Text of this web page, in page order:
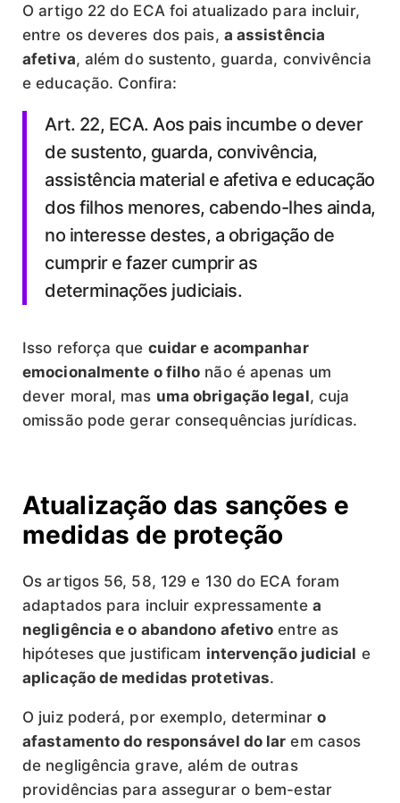
O artigo 22 do ECA foi atualizado para incluir,
entre os deveres dos pais, a assistência
afetiva, além do sustento, guarda, convivência
e educação. Confira:
Art. 22, ECA. Aos pais incumbe o dever
de sustento, guarda, convivência,
assistência material e afetiva e educação
dos filhos menores, cabendo-lhes ainda,
no interesse destes, a obrigação de
cumprir e fazer cumprir as
determinações judiciais.
Isso reforça que cuidar e acompanhar
emocionalmente o filho não é apenas um
dever moral, mas uma obrigação legal, cuja
omissão pode gerar consequências jurídicas.
Atualização das sanções e
medidas de proteção
Os artigos 56, 58, 129 e 130 do ECA foram
adaptados para incluir expressamente a
negligência e o abandono afetivo entre as
hipóteses que justificam intervenção judicial e
aplicação de medidas protetivas.
O juiz poderá, por exemplo, determinar o
afastamento do responsável do lar em casos
de negligência grave, além de outras
providências para assegurar o bem-estar